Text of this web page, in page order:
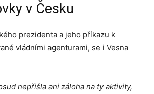
v Česku
prezidenta a jeho příkazu k
vládními agenturami, se i Vesna
nepřišla ani záloha na ty aktivity,